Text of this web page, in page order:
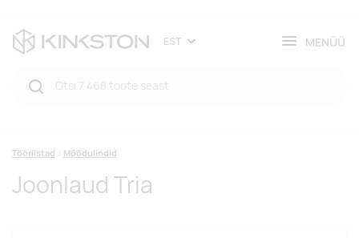
EST MENÜÜ
Tööriistad Mõõdulindid
Joonlaud Tria